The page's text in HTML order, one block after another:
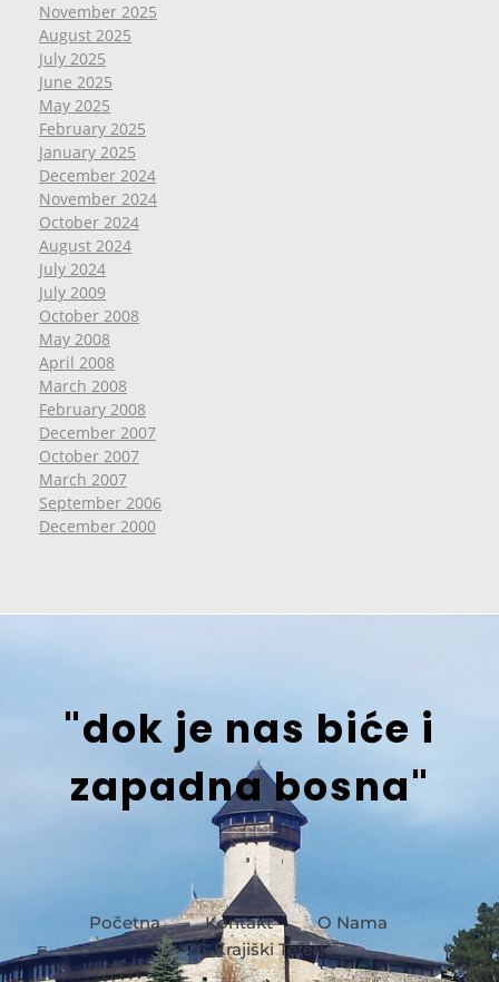
November 2025
August 2025
July 2025
June 2025
May 2025
February 2025
January 2025
December 2024
November 2024
October 2024
August 2024
July 2024
July 2009
October 2008
May 2008
April 2008
March 2008
February 2008
December 2007
October 2007
March 2007
September 2006
December 2000
"dok je nas biće i
zapadna bosna"
Početna Kontakt
O Nama
26. Krajiški Teferič